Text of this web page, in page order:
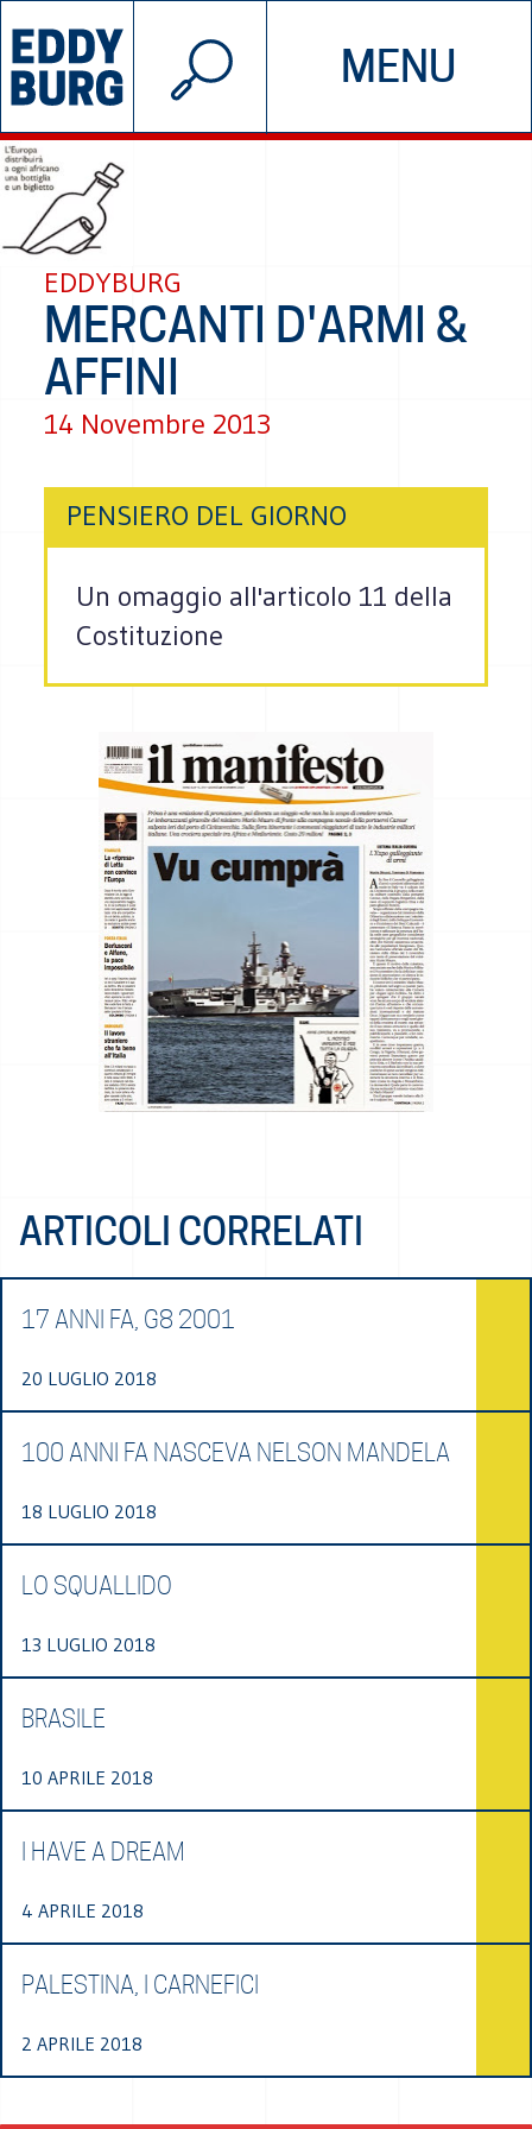
MENU
INIZIATIVE CHI SIAMO
SOSTIENICI
© 2026 EDDYBURG
EDDYBURG
MERCANTI D'ARMI &
AFFINI
14 Novembre 2013
PENSIERO DEL GIORNO
Un omaggio all'articolo 11 della
Costituzione
ARTICOLI CORRELATI
17 ANNI FA, G8 2001
20 LUGLIO 2018
100 ANNI FA NASCEVA NELSON MANDELA
18 LUGLIO 2018
LO SQUALLIDO
13 LUGLIO 2018
BRASILE
10 APRILE 2018
I HAVE A DREAM
4 APRILE 2018
PALESTINA, I CARNEFICI
2 APRILE 2018